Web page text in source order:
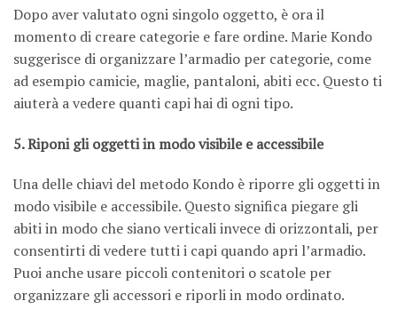
Dopo aver valutato ogni singolo oggetto, è ora il
momento di creare categorie e fare ordine. Marie Kondo
suggerisce di organizzare l’armadio per categorie, come
ad esempio camicie, maglie, pantaloni, abiti ecc. Questo ti
aiuterà a vedere quanti capi hai di ogni tipo.
5. Riponi gli oggetti in modo visibile e accessibile
Una delle chiavi del metodo Kondo è riporre gli oggetti in
modo visibile e accessibile. Questo significa piegare gli
abiti in modo che siano verticali invece di orizzontali, per
consentirti di vedere tutti i capi quando apri l’armadio.
Puoi anche usare piccoli contenitori o scatole per
organizzare gli accessori e riporli in modo ordinato.